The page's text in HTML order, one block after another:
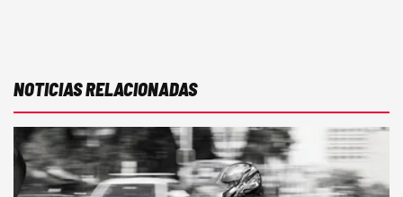
NOTICIAS RELACIONADAS